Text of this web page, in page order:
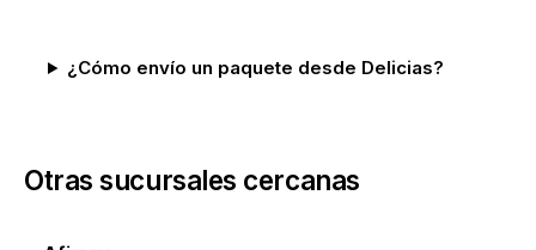
¿Cómo envío un paquete desde Delicias?
Otras sucursales cercanas